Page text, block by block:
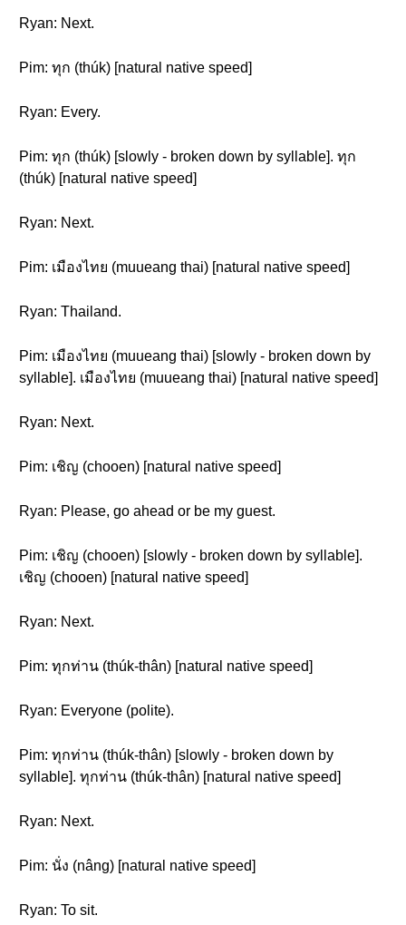
Ryan: Next.
Pim: ทุก (thúk) [natural native speed]
Ryan: Every.
Pim: ทุก (thúk) [slowly - broken down by syllable]. ทุก
(thúk) [natural native speed]
Ryan: Next.
Pim: เมืองไทย (muueang thai) [natural native speed]
Ryan: Thailand.
Pim: เมืองไทย (muueang thai) [slowly - broken down by
syllable]. เมืองไทย (muueang thai) [natural native speed]
Ryan: Next.
Pim: เชิญ (chooen) [natural native speed]
Ryan: Please, go ahead or be my guest.
Pim: เชิญ (chooen) [slowly - broken down by syllable].
เชิญ (chooen) [natural native speed]
Ryan: Next.
Pim: ทุกท่าน (thúk-thân) [natural native speed]
Ryan: Everyone (polite).
Pim: ทุกท่าน (thúk-thân) [slowly - broken down by
syllable]. ทุกท่าน (thúk-thân) [natural native speed]
Ryan: Next.
Pim: นั่ง (nâng) [natural native speed]
Ryan: To sit.